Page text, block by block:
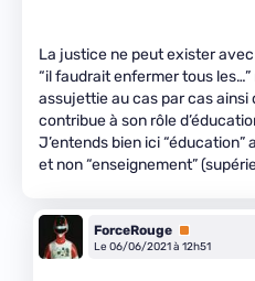
La justice ne peut exister
“il faudrait enfermer tous
assujettie au cas par cas ainsi
contribue à son rôle
J’entends bien ici “éducation”
et non “enseignement”
ForceRouge Premium
Le 06/06/2021 à 12h51